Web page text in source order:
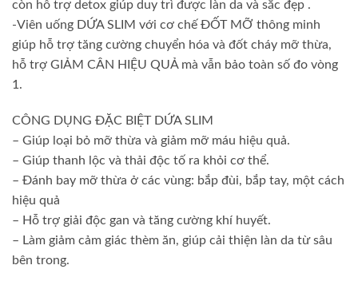
còn hỗ trợ detox giúp duy trì được làn da và sắc đẹp .
-Viên uống DỨA SLIM với cơ chế ĐỐT MỠ thông minh
giúp hỗ trợ tăng cường chuyển hóa và đốt cháy mỡ thừa,
hỗ trợ GIẢM CÂN HIỆU QUẢ mà vẫn bảo toàn số đo vòng
1.
CÔNG DỤNG ĐẶC BIỆT DỨA SLIM
– Giúp loại bỏ mỡ thừa và giảm mỡ máu hiệu quả.
– Giúp thanh lộc và thải độc tố ra khỏi cơ thể.
– Đánh bay mỡ thừa ở các vùng: bắp đùi, bắp tay, một cách
hiệu quả
– Hỗ trợ giải độc gan và tăng cường khí huyết.
– Làm giảm cảm giác thèm ăn, giúp cải thiện làn da từ sâu
bên trong.